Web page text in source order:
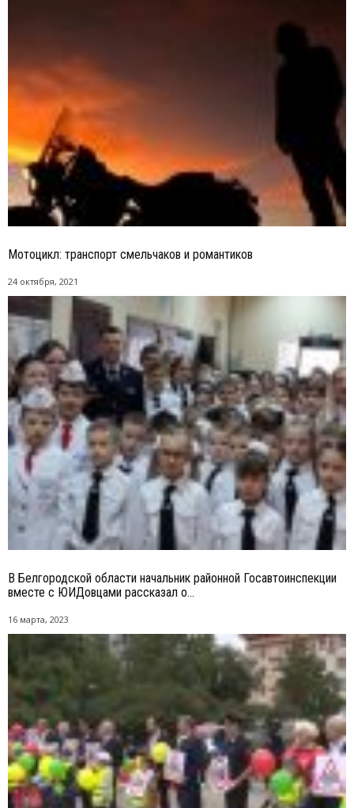
Мотоцикл: транспорт смельчаков и романтиков
24 октября, 2021
В Белгородской области начальник районной Госавтоинспекции
вместе с ЮИДовцами рассказал о...
16 марта, 2023